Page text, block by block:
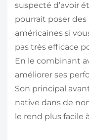
suspecté d’avoir
pourrait poser
américaines si
pas très efficace
En le combinant
améliorer ses
Son principal
native dans de
le rend plus facile